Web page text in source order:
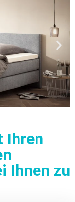
Ihren
Ihnen zu